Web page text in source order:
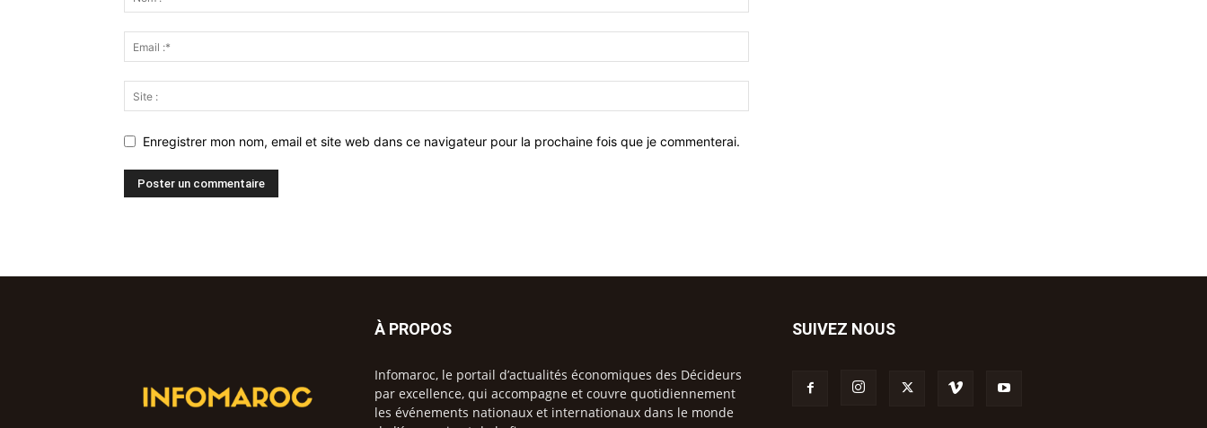
Enregistrer mon nom, email et site web dans ce navigateur pour la prochaine fois que je commenterai.
À PROPOS
Infomaroc, le portail d’actualités économiques des Décideurs
par excellence, qui accompagne et couvre quotidiennement
les événements nationaux et internationaux dans le monde
SUIVEZ NOUS